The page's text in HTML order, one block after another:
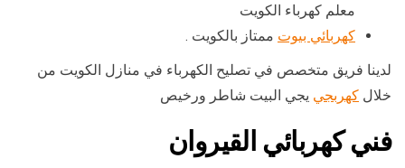
معلم كهرباء الكويت
كهربائي بيوت ممتاز بالكويت .
لدينا فريق متخصص في تصليح الكهرباء في منازل الكويت من
خلال كهربجي يجي البيت شاطر ورخيص
فني كهربائي القيروان